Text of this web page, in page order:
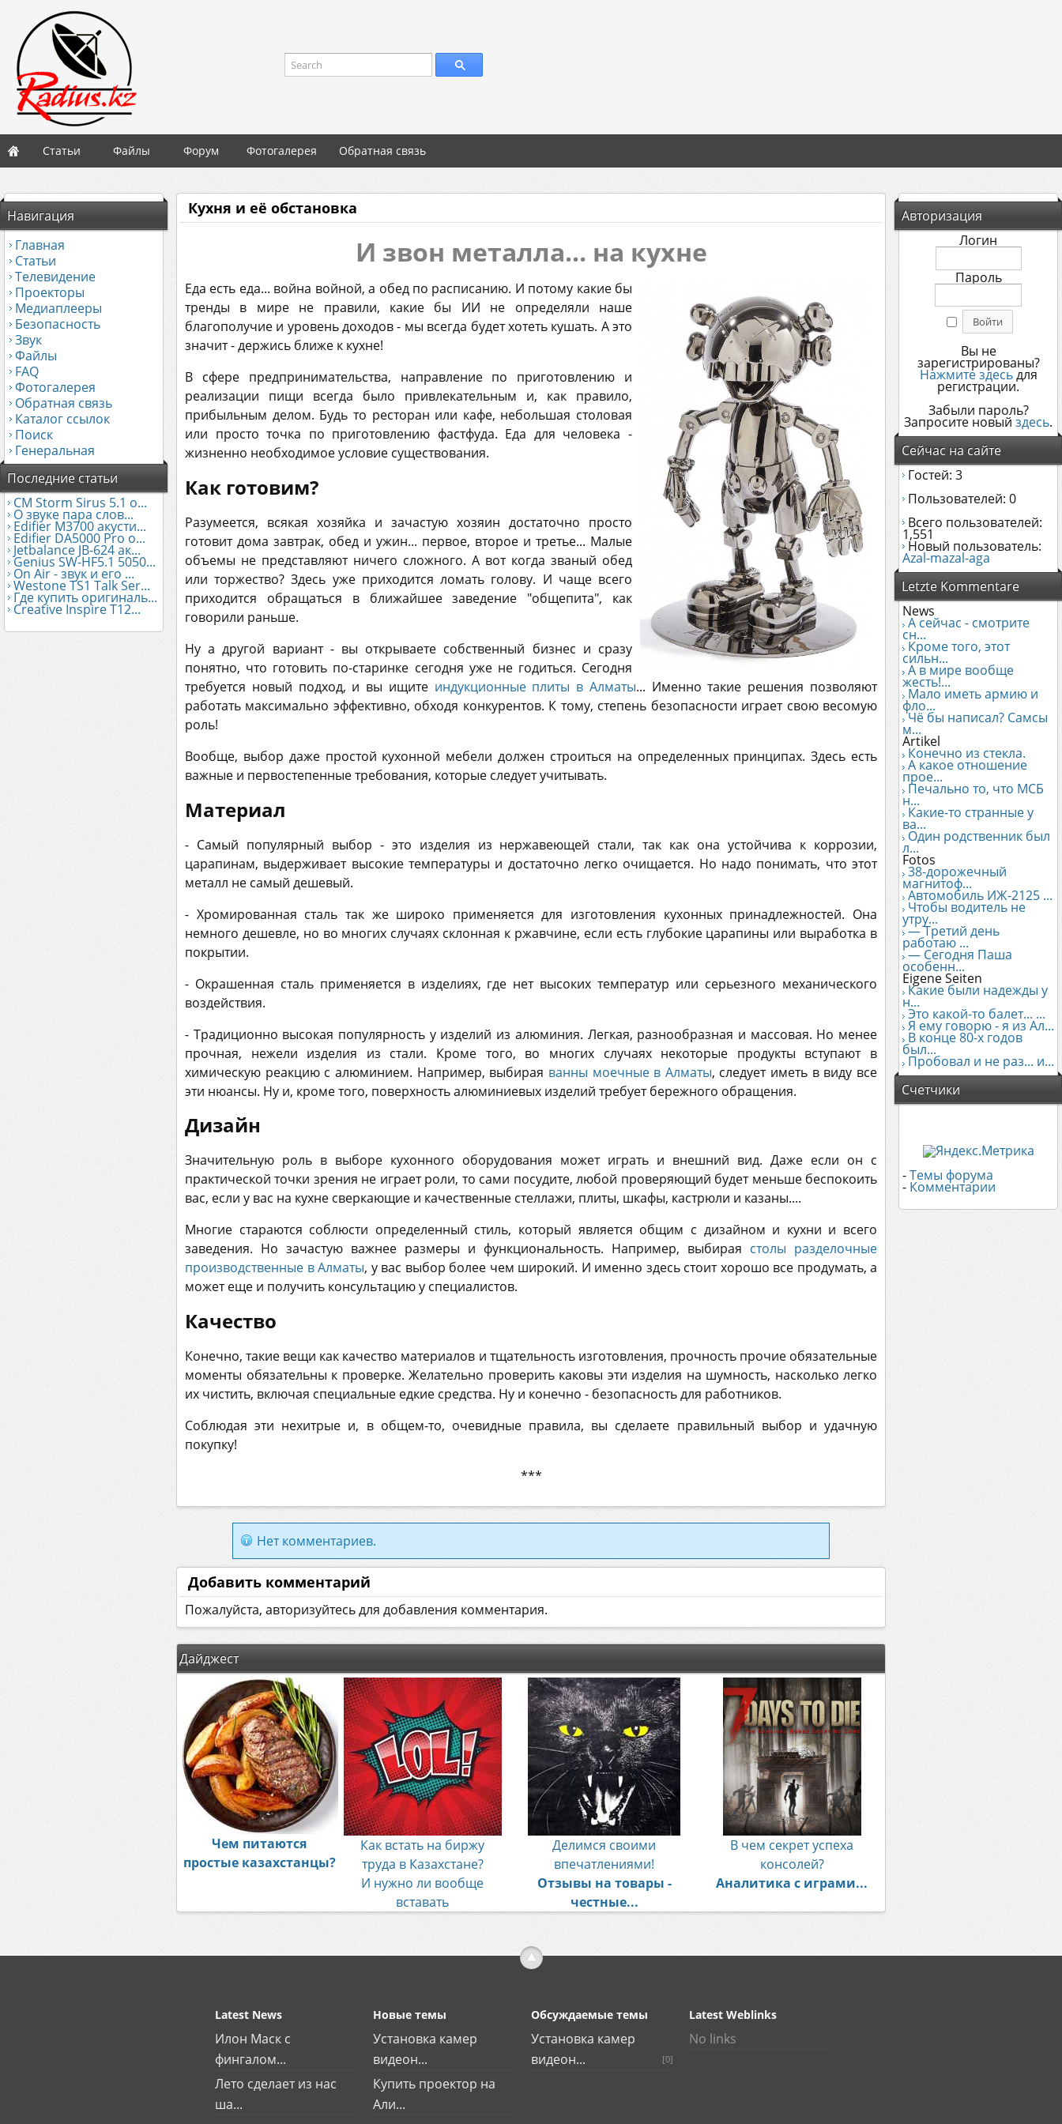
Search
Статьи Файлы Форум Фотогалерея Обратная связь
Навигация
Главная
Статьи
Телевидение
Проекторы
Медиаплееры
Безопасность
Звук
Файлы
FAQ
Фотогалерея
Обратная связь
Каталог ссылок
Поиск
Генеральная
Последние статьи
CM Storm Sirus 5.1 о...
О звуке пара слов...
Edifier М3700 акусти...
Edifier DA5000 Pro о...
Jetbalance JB-624 ак...
Genius SW-HF5.1 5050...
On Air - звук и его ...
Westone TS1 Talk Ser...
Где купить оригиналь...
Creative Inspire T12...
Авторизация
Логин
Пароль
Вы не
зарегистрированы?
Нажмите здесьдля
регистрации.
Забыли пароль?
Запросите новый здесь.
Сейчас на сайте
Гостей: 3
Пользователей: 0
Всего пользователей:
1,551
Новый пользователь:
Azal-mazal-aga
Letzte Kommentare
News
А сейчас - смотрите
сн...
Кроме того, этот
сильн...
А в мире вообще
жесть!...
Мало иметь армию и
фло...
Чё бы написал? Самсы
м...
Artikel
Конечно из стекла.
А какое отношение
прое...
Печально то, что МСБ
н...
Какие-то странные у
ва...
Один родственник был
л...
Fotos
38-дорожечный
магнитоф...
Автомобиль ИЖ-2125 ...
Чтобы водитель не
утру...
— Третий день
работаю ...
— Сегодня Паша
особенн...
Eigene Seiten
Какие были надежды у
н...
Это какой-то балет... ...
Я ему говорю - я из Ал...
В конце 80-х годов
был...
Пробовал и не раз... и...
Счетчики
-Темы форума
- Комментарии
Кухня и её обстановка
И звон металла... на кухне
Еда есть еда... война войной, а обед по расписанию. И потому какие бы
тренды в мире не правили, какие бы ИИ не определяли наше
благополучие и уровень доходов - мы всегда будет хотеть кушать. А это
значит - держись ближе к кухне!
В сфере предпринимательства, направление по приготовлению и
реализации пищи всегда было привлекательным и, как правило,
прибыльным делом. Будь то ресторан или кафе, небольшая столовая
или просто точка по приготовлению фастфуда. Еда для человека -
жизненно необходимое условие существования.
Как готовим?
Разумеется, всякая хозяйка и зачастую хозяин достаточно просто
готовит дома завтрак, обед и ужин... первое, второе и третье... Малые
объемы не представляют ничего сложного. А вот когда званый обед
или торжество? Здесь уже приходится ломать голову. И чаще всего
приходится обращаться в ближайшее заведение "общепита", как
говорили раньше.
Ну а другой вариант - вы открываете собственный бизнес и сразу
понятно, что готовить по-старинке сегодня уже не годиться. Сегодня
требуется новый подход, и вы ищите индукционные плиты в Алматы... Именно такие решения позволяют
работать максимально эффективно, обходя конкурентов. К тому, степень безопасности играет свою весомую
роль!
Вообще, выбор даже простой кухонной мебели должен строиться на определенных принципах. Здесь есть
важные и первостепенные требования, которые следует учитывать.
Материал
- Самый популярный выбор - это изделия из нержавеющей стали, так как она устойчива к коррозии,
царапинам, выдерживает высокие температуры и достаточно легко очищается. Но надо понимать, что этот
металл не самый дешевый.
- Хромированная сталь так же широко применяется для изготовления кухонных принадлежностей. Она
немного дешевле, но во многих случаях склонная к ржавчине, если есть глубокие царапины или выработка в
покрытии.
- Окрашенная сталь применяется в изделиях, где нет высоких температур или серьезного механического
воздействия.
- Традиционно высокая популярность у изделий из алюминия. Легкая, разнообразная и массовая. Но менее
прочная, нежели изделия из стали. Кроме того, во многих случаях некоторые продукты вступают в
химическую реакцию с алюминием. Например, выбирая ванны моечные в Алматы, следует иметь в виду все
эти нюансы. Ну и, кроме того, поверхность алюминиевых изделий требует бережного обращения.
Дизайн
Значительную роль в выборе кухонного оборудования может играть и внешний вид. Даже если он с
практической точки зрения не играет роли, то сами посудите, любой проверяющий будет меньше беспокоить
вас, если у вас на кухне сверкающие и качественные стеллажи, плиты, шкафы, кастрюли и казаны....
Многие стараются соблюсти определенный стиль, который является общим с дизайном и кухни и всего
заведения. Но зачастую важнее размеры и функциональность. Например, выбирая столы разделочные
производственные в Алматы, у вас выбор более чем широкий. И именно здесь стоит хорошо все продумать, а
может еще и получить консультацию у специалистов.
Качество
Конечно, такие вещи как качество материалов и тщательность изготовления, прочность прочие обязательные
моменты обязательны к проверке. Желательно проверить каковы эти изделия на шумность, насколько легко
их чистить, включая специальные едкие средства. Ну и конечно - безопасность для работников.
Соблюдая эти нехитрые и, в общем-то, очевидные правила, вы сделаете правильный выбор и удачную
покупку!
***
Нет комментариев.
Добавить комментарий
Пожалуйста, авторизуйтесь для добавления комментария.
Дайджест
Чем питаются
простые казахстанцы?
Как встать на биржу
труда в Казахстане?
И нужно ли вообще
вставать
Делимся своими
впечатлениями!
Отзывы на товары -
честные...
В чем секрет успеха
консолей?
Аналитика с играми...
Latest News
Илон Маск с
фингалом...
Лето сделает из нас
ша...
Новые темы
Установка камер
видеон...
Купить проектор на
Али...
Обсуждаемые темы
Установка камер
видеон...
[0]
Latest Weblinks
No links